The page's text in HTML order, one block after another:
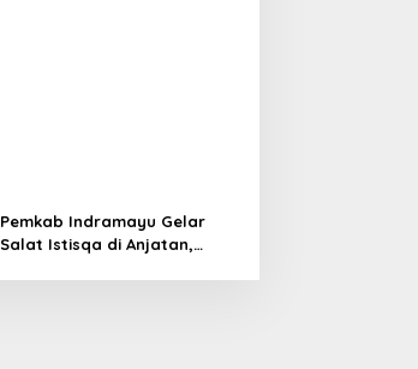
Pemkab Indramayu Gelar
Salat Istisqa di Anjatan,